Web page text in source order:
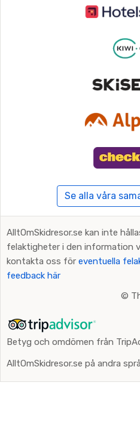
Se alla våra
AlltOmSkidresor.se kan inte
felaktigheter i den information
kontakta oss för eventuella
feedback här
©
Betyg och omdömen från
AlltOmSkidresor.se på andra